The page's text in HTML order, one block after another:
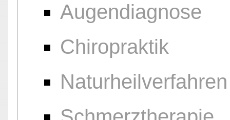
Augendiagnose
Chiropraktik
Naturheilverfahren